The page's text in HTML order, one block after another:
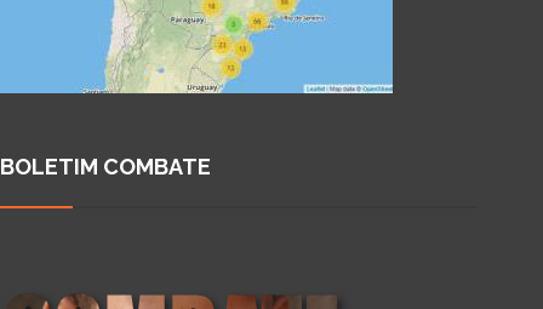
BOLETIM COMBATE